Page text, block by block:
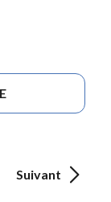
Suivant